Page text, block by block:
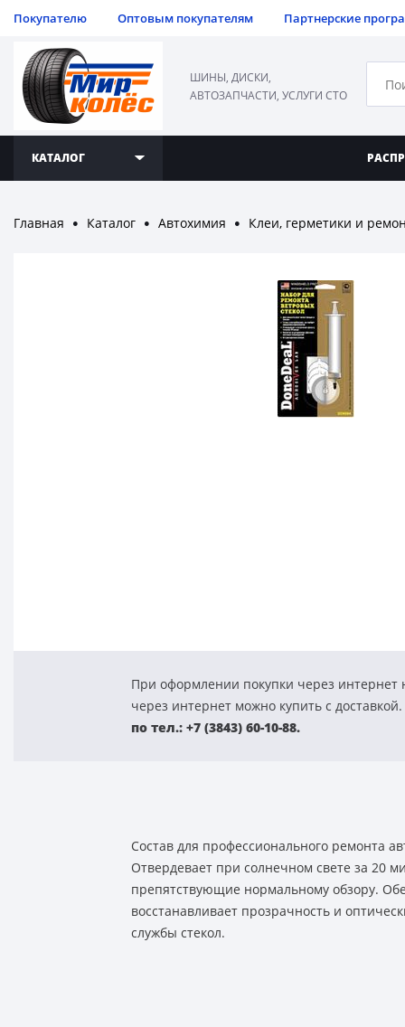
Покупателю Оптовым покупателям Партнерские
ШИНЫ, ДИСКИ,
АВТОЗАПЧАСТИ, УСЛУГИ СТО
КАТАЛОГ
Главная ● Каталог ● Автохимия ● Клеи, герметики и
При оформлении покупки через интернет
через интернет можно купить с
по тел.: +7 (3843) 60-10-88.
Состав для профессионального ремонта
Отвердевает при солнечном свете за 20
препятствующие нормальному обзору.
восстанавливает прозрачность и
службы стекол.